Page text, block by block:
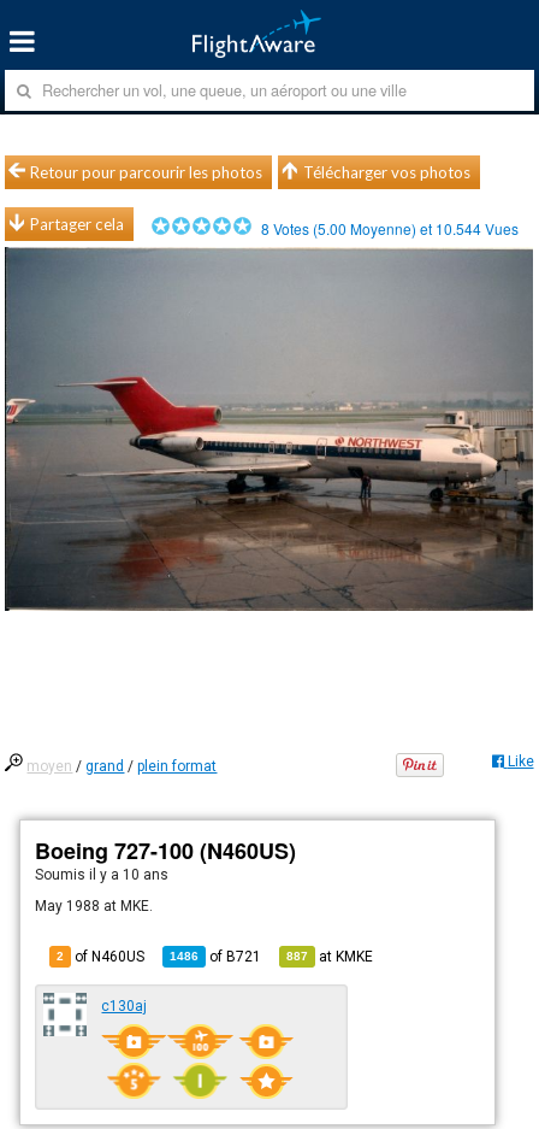
Retour pour parcourir les photos Télécharger vos photos
Partager cela 8 Votes (5.00 Moyenne) et 10.544Vues
moyen /grand /plein format Like
Boeing 727-100 (N460US)
Soumisil y a 10 ans
May 1988 at MKE.
2 of N460US 1486 ofB721 887 atKMKE
c130aj